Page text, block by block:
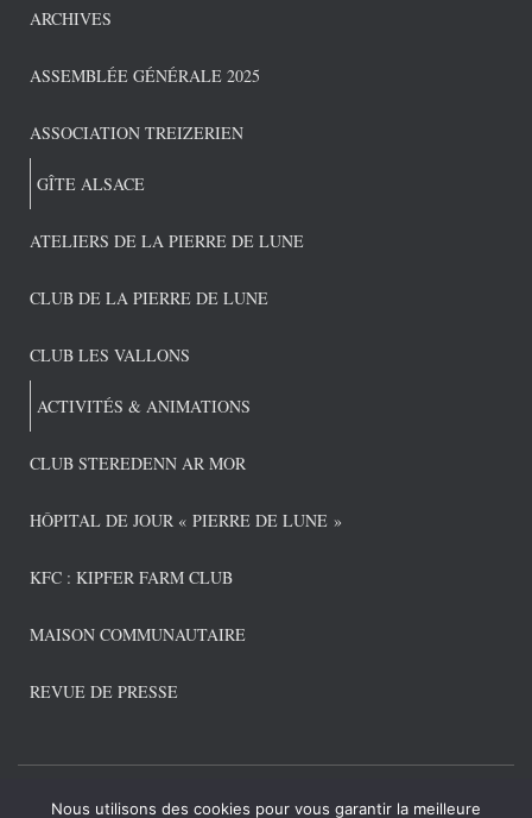
ARCHIVES
ASSEMBLÉE GÉNÉRALE 2025
ASSOCIATION TREIZERIEN
GÎTE ALSACE
ATELIERS DE LA PIERRE DE LUNE
CLUB DE LA PIERRE DE LUNE
CLUB LES VALLONS
ACTIVITÉS & ANIMATIONS
CLUB STEREDENN AR MOR
HÔPITAL DE JOUR « PIERRE DE LUNE »
KFC : KIPFER FARM CLUB
MAISON COMMUNAUTAIRE
REVUE DE PRESSE
Nous utilisons des cookies pour vous garantir la meilleure